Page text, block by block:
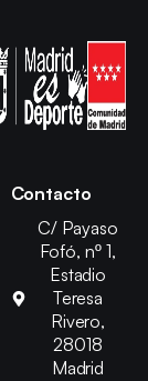
Contacto
C/ Payaso
Fofó, nº 1,
Estadio
Teresa
Rivero,
28018
Madrid